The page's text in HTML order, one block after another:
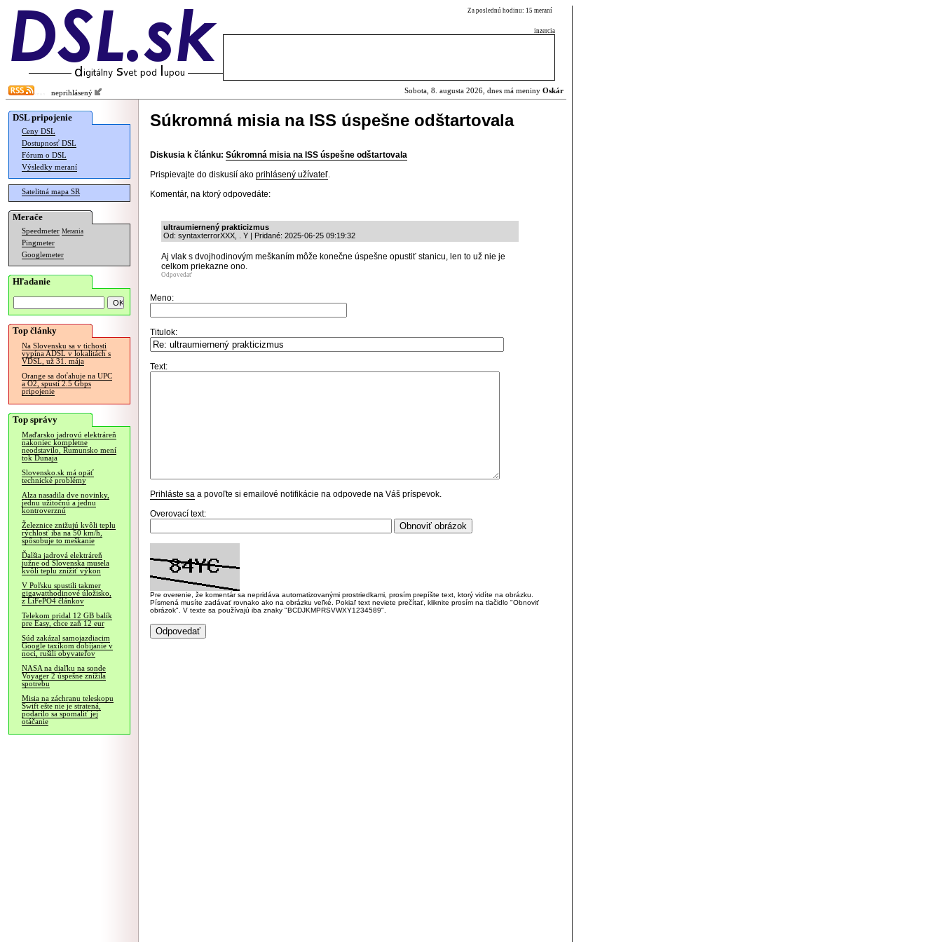
Za poslednú hodinu: 15 meraní
inzercia
neprihlásený Sobota, 8. augusta 2026, dnes má meniny Oskár
DSL pripojenie
Ceny DSL
Dostupnosť DSL
Fórum o DSL
Výsledky meraní
Satelitná mapa SR
Merače
Speedmeter Merania
Pingmeter
Googlemeter
Hľadanie
Top články
Na Slovensku sa v tichosti
vypína ADSL v lokalitách s
VDSL, už 31. mája
Orange sa doťahuje na UPC
a O2, spustí 2.5 Gbps
pripojenie
Top správy
Maďarsko jadrovú elektráreň
nakoniec kompletne
neodstavilo, Rumunsko mení
tok Dunaja
Slovensko.sk má opäť
technické problémy
Alza nasadila dve novinky,
jednu užitočnú a jednu
kontroverznú
Železnice znižujú kvôli teplu
rýchlosť iba na 50 km/h,
spôsobuje to meškanie
Ďalšia jadrová elektráreň
južne od Slovenska musela
kvôli teplu znížiť výkon
V Poľsku spustili takmer
gigawatthodinové úložisko,
z LiFePO4 článkov
Telekom pridal 12 GB balík
pre Easy, chce zaň 12 eur
Súd zakázal samojazdiacim
Google taxíkom dobíjanie v
noci, rušili obyvateľov
NASA na diaľku na sonde
Voyager 2 úspešne znížila
spotrebu
Misia na záchranu teleskopu
Swift ešte nie je stratená,
podarilo sa spomaliť jej
otáčanie
Súkromná misia na ISS úspešne odštartovala
Diskusia k článku: Súkromná misia na ISS úspešne odštartovala
Prispievajte do diskusií ako prihlásený užívateľ.
Komentár, na ktorý odpovedáte:
ultraumiernený prakticizmus
Od: syntaxterrorXXX, . Y | Pridané: 2025-06-25 09:19:32
Aj vlak s dvojhodinovým meškaním môže konečne úspešne opustiť stanicu, len to už nie je
celkom priekazne ono.
Odpovedať
Meno:
Titulok:
Text:
Prihláste sa a povoľte si emailové notifikácie na odpovede na Váš príspevok.
Overovací text:
Pre overenie, že komentár sa nepridáva automatizovanými prostriedkami, prosím prepíšte text, ktorý vidíte na obrázku.
Písmená musíte zadávať rovnako ako na obrázku veľké. Pokiaľ text neviete prečítať, kliknite prosím na tlačidlo "Obnoviť
obrázok". V texte sa používajú iba znaky "BCDJKMPRSVWXY1234589".